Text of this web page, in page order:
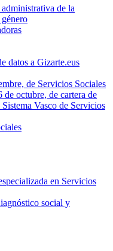
de la
datos a Gizarte.eus
de Servicios Sociales
octubre, de cartera de
Vasco de Servicios
en Servicios
social y